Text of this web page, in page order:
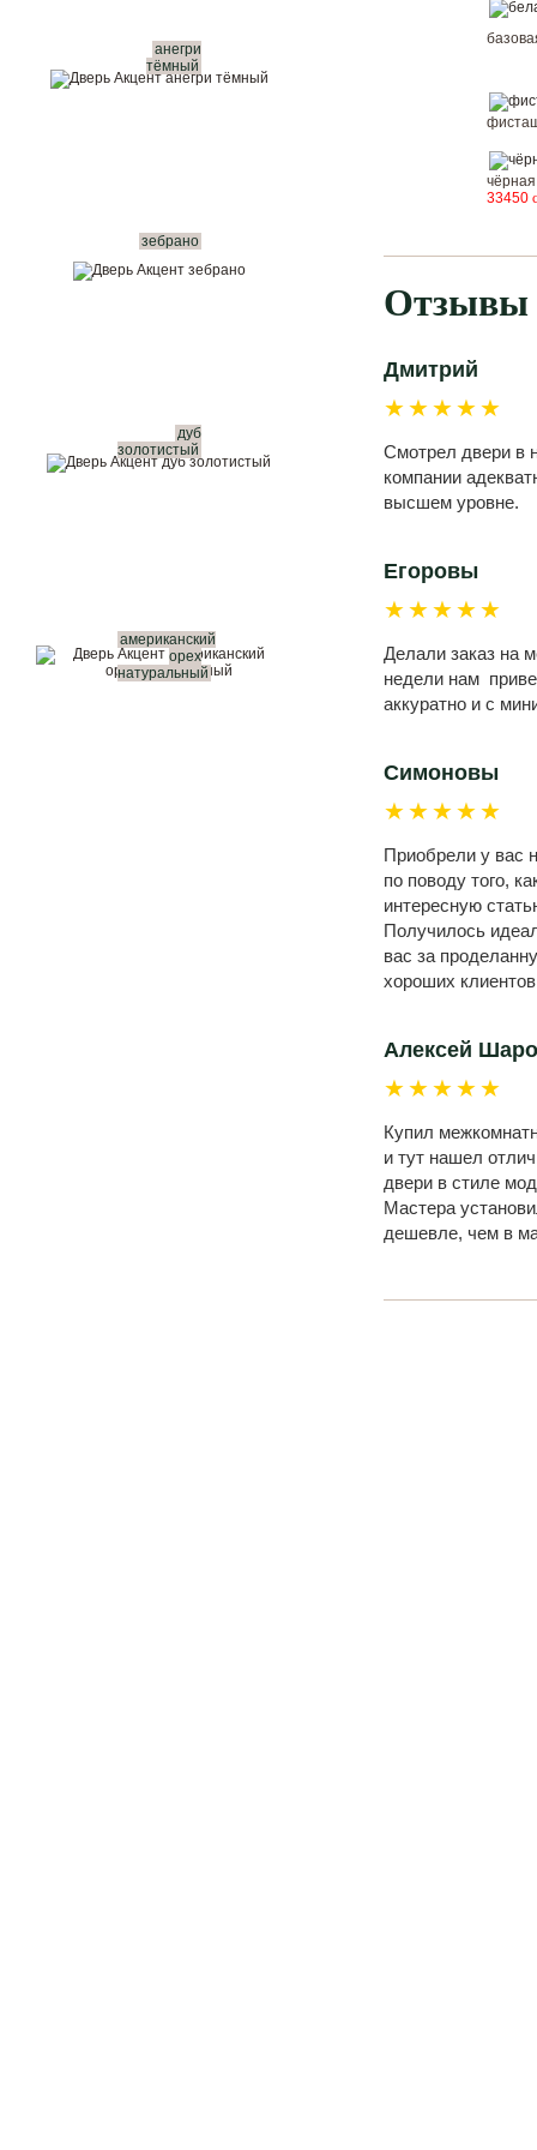
анегри
тёмный
зебрано
дуб
золотистый
американский
орех
натуральный
33450 c
Отзывы
Дмитрий
★★★★★
Смотрел двери в
компании
высшем уровне.
Егоровы
★★★★★
Делали заказ на
недели нам
аккуратно и с
Симоновы
★★★★★
Приобрели у вас
по поводу того,
интересную
Получилось
вас за
хороших
Алексей
★★★★★
Купил
и тут нашел
двери в стиле
Мастера
дешевле, чем в